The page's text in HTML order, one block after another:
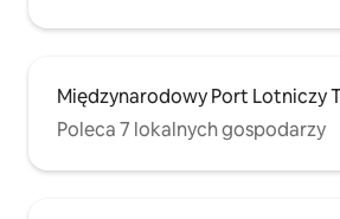
Międzynarodowy Port Lotniczy
Poleca 7 lokalnych gospodarzy